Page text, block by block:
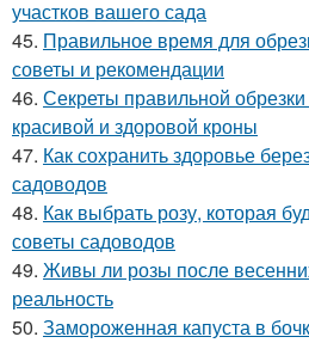
участков вашего сада
45. Правильное время для
советы и рекомендации
46. Секреты правильной
красивой и здоровой кроны
47. Как сохранить здоровье
садоводов
48. Как выбрать розу, которая
советы садоводов
49. Живы ли розы после
реальность
50. Замороженная капуста в